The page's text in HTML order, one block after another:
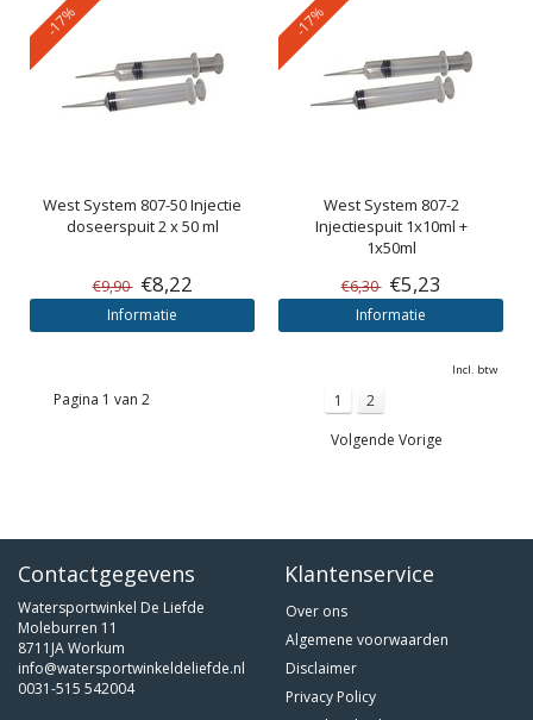
-17%
West System 807-50 Injectie
doseerspuit 2 x 50 ml
€9,90 €8,22
Informatie
-17%
West System 807-2
Injectiespuit 1x10ml +
1x50ml
€6,30 €5,23
Informatie
Incl. btw
Pagina 1 van 2 1
2
Volgende Vorige
Contactgegevens
Watersportwinkel De Liefde
Moleburren 11
8711JA Workum
info@watersportwinkeldeliefde.nl
0031-515 542004
Klantenservice
Over ons
Algemene voorwaarden
Disclaimer
Privacy Policy